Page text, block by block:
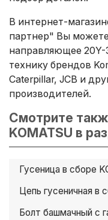
В интернет-
партнер" Вы можете
направляющее 20Y-
технику брендов
Caterpillar, JCB и
производителей.
Смотрите
KOMATSU в
Гусеница в сборе
Цепь гусеничная в
Болт башмачный с